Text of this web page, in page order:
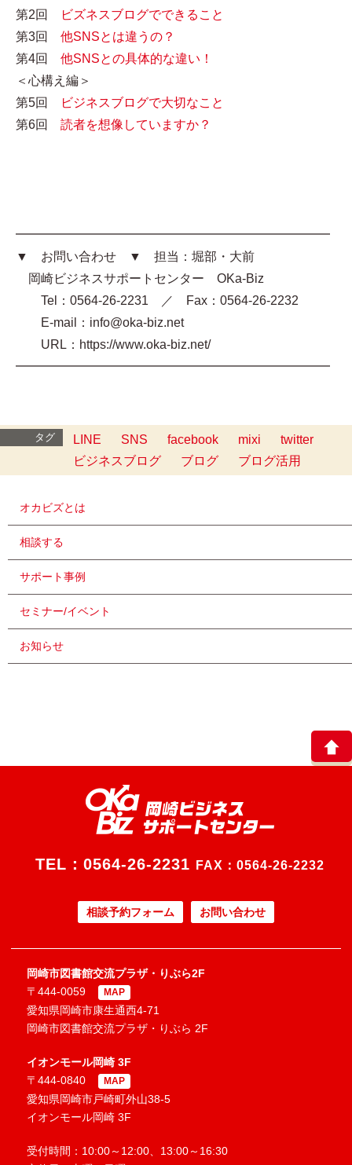
第2回
ビズネスブログでできること
第3回 他SNSとは違うの？
第4回 他SNSとの具体的な違い！
＜心構え編＞
第5回
ビジネスブログで大切なこと
第6回 読者を想像していますか？
━━━━━━━━━━━━━━━━━━━━━━━━━
▼ お問い合わせ ▼ 担当：堀部・大前
岡崎ビジネスサポートセンター OKa-Biz
Tel：0564-26-2231 ／ Fax：0564-26-2232
E-mail：info@oka-biz.net
URL：https://www.oka-biz.net/
━━━━━━━━━━━━━━━━━━━━━━━━━
タグ LINE SNS facebook mixi
twitter
ビジネスブログ
ブログ ブログ活用
オカビズとは
相談する
サポート事例
セミナー/イベント
お知らせ
TEL： 0564-26-2231 FAX：0564-26-2232
相談予約フォーム お問い合わせ
岡崎市図書館交流プラザ・りぶら2F
〒444-0059
MAP
愛知県岡崎市康生通西4-71
岡崎市図書館交流プラザ・りぶら 2F
イオンモール岡崎 3F
〒444-0840
MAP
愛知県岡崎市戸崎町外山38-5
イオンモール岡崎 3F
受付時間：10:00～12:00、13:00～16:30